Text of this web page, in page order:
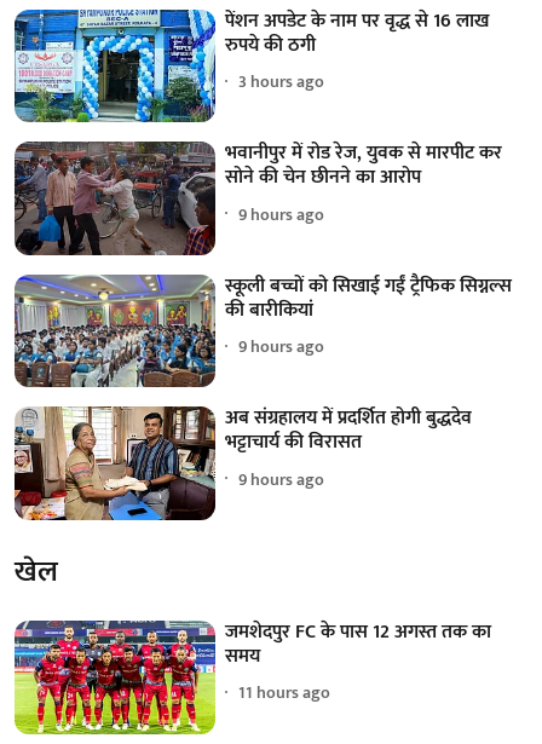
पेंशन अपडेट के नाम पर वृद्ध से 16 लाख
रुपये की ठगी
3 hours ago
भवानीपुर में रोड रेज, युवक से मारपीट कर
सोने की चेन छीनने का आरोप
9 hours ago
स्कूली बच्चों को सिखाई गईं ट्रैफिक सिग्नल्स
की बारीकियां
9 hours ago
अब संग्रहालय में प्रदर्शित होगी बुद्धदेव
भट्टाचार्य की विरासत
9 hours ago
खेल
जमशेदपुर FC के पास 12 अगस्त तक का
समय
11 hours ago